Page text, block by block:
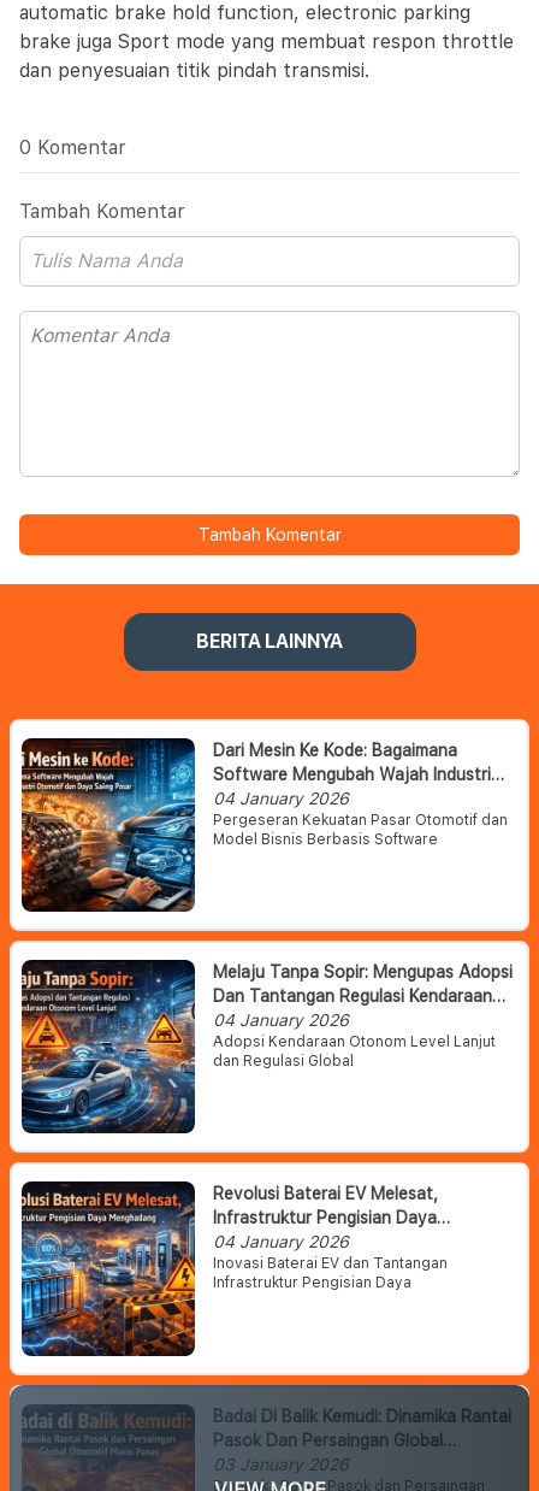
automatic brake hold function, electronic parking
brake juga Sport mode yang membuat respon throttle
dan penyesuaian titik pindah transmisi.
0 Komentar
Tambah Komentar
Tambah Komentar
BERITA LAINNYA
Dari Mesin Ke Kode: Bagaimana
Software Mengubah Wajah Industri
Otomotif Dan Daya Saing Pasar
04 January 2026
Pergeseran Kekuatan Pasar Otomotif dan
Model Bisnis Berbasis Software
Melaju Tanpa Sopir: Mengupas Adopsi
Dan Tantangan Regulasi Kendaraan
Otonom Level Lanjut
04 January 2026
Adopsi Kendaraan Otonom Level Lanjut
dan Regulasi Global
Revolusi Baterai EV Melesat,
Infrastruktur Pengisian Daya
Menghadang
04 January 2026
Inovasi Baterai EV dan Tantangan
Infrastruktur Pengisian Daya
Badai Di Balik Kemudi: Dinamika Rantai
Pasok Dan Persaingan Global
Otomotif Makin Panas
03 January 2026
Dinamika Rantai Pasok dan Persaingan